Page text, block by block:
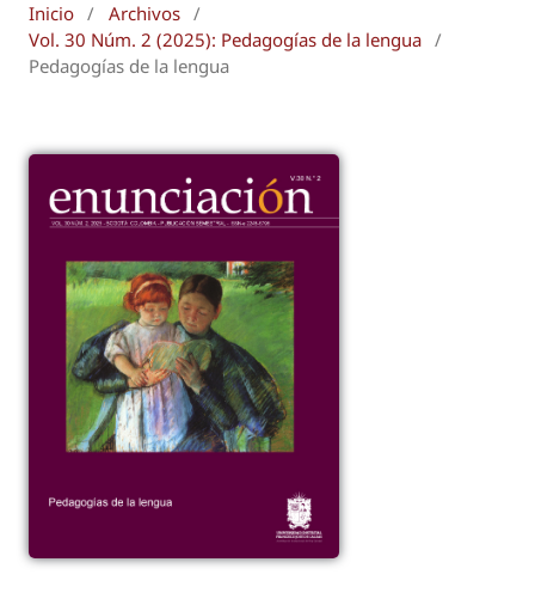
Inicio / Archivos /
Vol. 30 Núm. 2 (2025): Pedagogías de la lengua /
Pedagogías de la lengua